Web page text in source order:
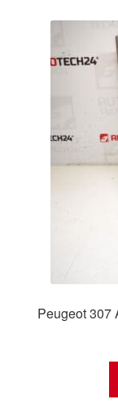
Kontakt
Lieferung
Zahlungen
Peugeot 307